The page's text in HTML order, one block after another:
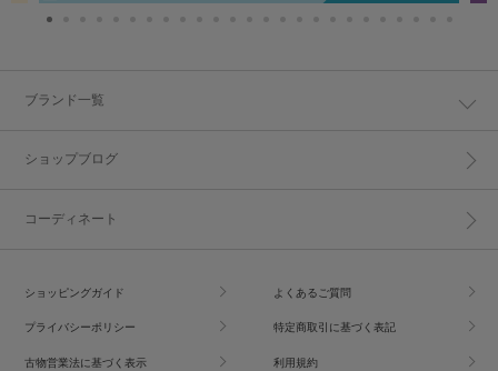
ブランド一覧
ショップブログ
コーディネート
ショッピングガイド よくあるご質問
プライバシーポリシー 特定商取引に基づく表記
古物営業法に基づく表示 利用規約